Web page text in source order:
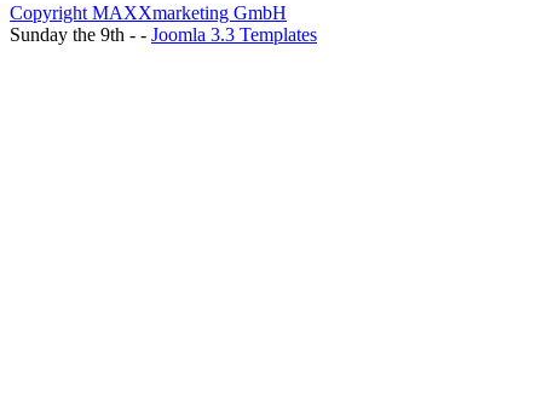
Copyright MAXXmarketing GmbH
Sunday the 9th - - Joomla 3.3 Templates